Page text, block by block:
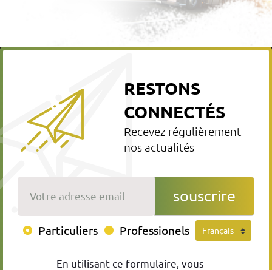
RESTONS
CONNECTÉS
Recevez régulièrement
nos actualités
souscrire
Particuliers Professionels
En utilisant ce formulaire, vous